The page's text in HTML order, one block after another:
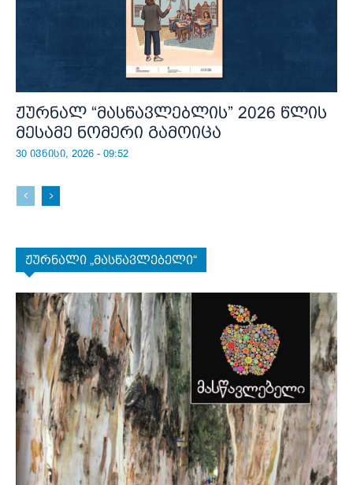
ჟურნალ “მასწავლებლის” 2026 წლის
მესამე ნომერი გამოიცა
30 ივნისი, 2026 - 09:52
ჟურნალი „მასწავლებელი“